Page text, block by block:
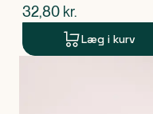
$nuværende pris
32,80 kr.
Læg i kurv